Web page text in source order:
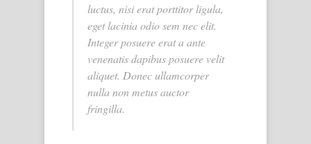
luctus, nisi erat porttitor ligula,
eget lacinia odio sem nec elit.
Integer posuere erat a ante
venenatis dapibus posuere velit
aliquet. Donec ullamcorper
nulla non metus auctor
fringilla.